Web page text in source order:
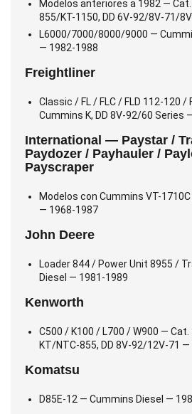
Modelos anteriores a 1982 —
855/KT-1150, DD 6V-92/8V-71/
L6000/7000/8000/9000 —
— 1982-1988
Freightliner
Classic / FL / FLC / FLD 112-120 /
Cummins K, DD 8V-92/60 Series
International — Paystar /
Paydozer / Payhauler /
Payscraper
Modelos con Cummins VT-
— 1968-1987
John Deere
Loader 844 / Power Unit 8955 /
Diesel — 1981-1989
Kenworth
C500 / K100 / L700 / W900 —
KT/NTC-855, DD 8V-92/12V-71
Komatsu
D85E-12 — Cummins Diesel —